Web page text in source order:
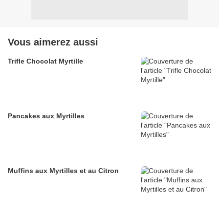
Vous aimerez aussi
Trifle Chocolat Myrtille
Pancakes aux Myrtilles
Muffins aux Myrtilles et au Citron